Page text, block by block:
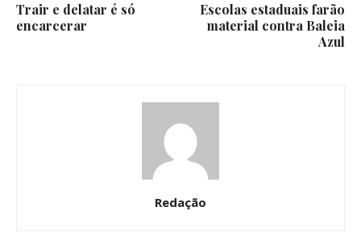
Trair e delatar é só
encarcerar
Escolas estaduais farão
material contra Baleia
Azul
Redação